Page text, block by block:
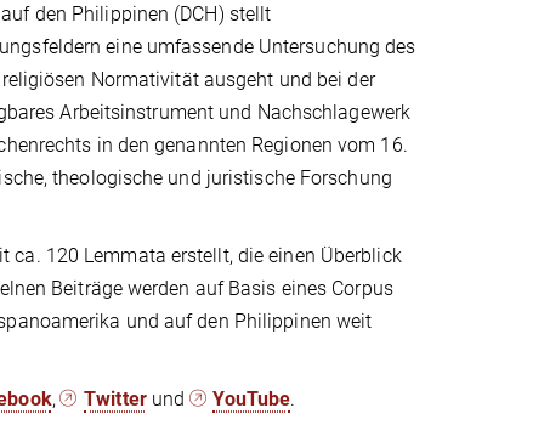
den Philippinen (DCH) stellt
eine umfassende Untersuchung des
Normativität ausgeht und bei der
Arbeitsinstrument und Nachschlagewerk
in den genannten Regionen vom 16.
theologische und juristische Forschung
ca. 120 Lemmata erstellt, die einen Überblick
Beiträge werden auf Basis eines Corpus
und auf den Philippinen weit
, Twitterund YouTube.